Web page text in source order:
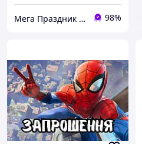
Мега Праздник – магазин аксессуаров для праздника и все для оформления воздушными шарами ОПТ. 98%